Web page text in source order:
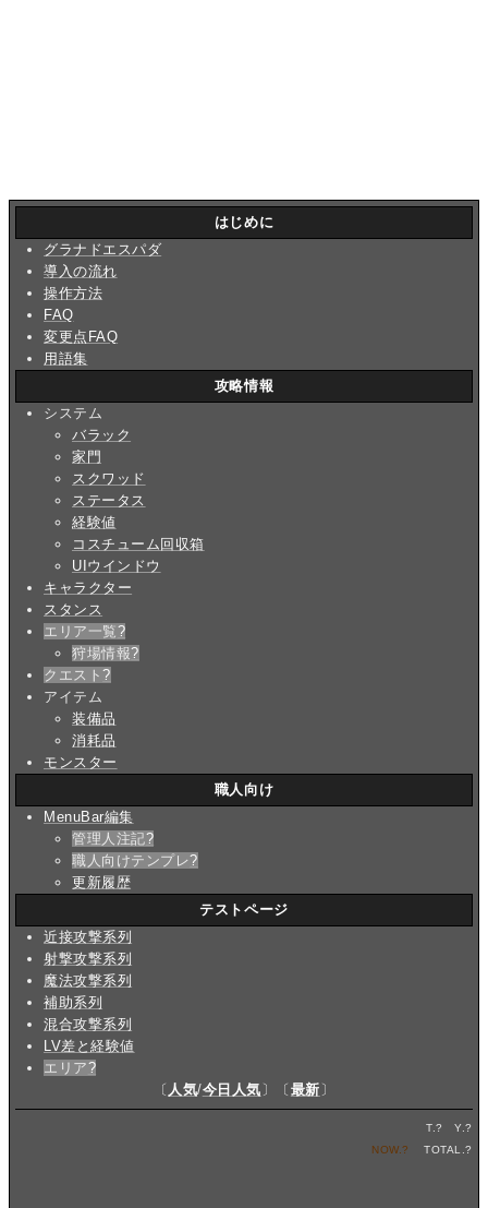
はじめに
グラナドエスパダ
導入の流れ
操作方法
FAQ
変更点FAQ
用語集
攻略情報
システム
バラック
家門
スクワッド
ステータス
経験値
コスチューム回収箱
UIウインドウ
キャラクター
スタンス
エリア一覧?
狩場情報?
クエスト?
アイテム
装備品
消耗品
モンスター
職人向け
MenuBar編集
管理人注記?
職人向けテンプレ?
更新履歴
テストページ
近接攻撃系列
射撃攻撃系列
魔法攻撃系列
補助系列
混合攻撃系列
LV差と経験値
エリア?
〔 人気/今日人気 〕〔 最新 〕
T.? Y.?
NOW.? TOTAL.?